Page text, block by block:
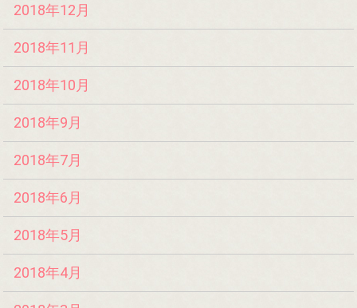
2018年12月
2018年11月
2018年10月
2018年9月
2018年7月
2018年6月
2018年5月
2018年4月